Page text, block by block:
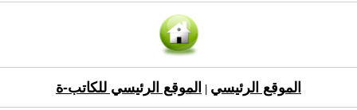
الموقع الرئيسي الموقع الرئيسي للكاتب-ة